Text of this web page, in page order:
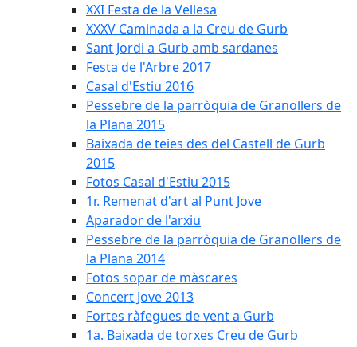
XXI Festa de la Vellesa
XXXV Caminada a la Creu de Gurb
Sant Jordi a Gurb amb sardanes
Festa de l'Arbre 2017
Casal d'Estiu 2016
Pessebre de la parròquia de Granollers de
la Plana 2015
Baixada de teies des del Castell de Gurb
2015
Fotos Casal d'Estiu 2015
1r. Remenat d'art al Punt Jove
Aparador de l'arxiu
Pessebre de la parròquia de Granollers de
la Plana 2014
Fotos sopar de màscares
Concert Jove 2013
Fortes ràfegues de vent a Gurb
1a. Baixada de torxes Creu de Gurb